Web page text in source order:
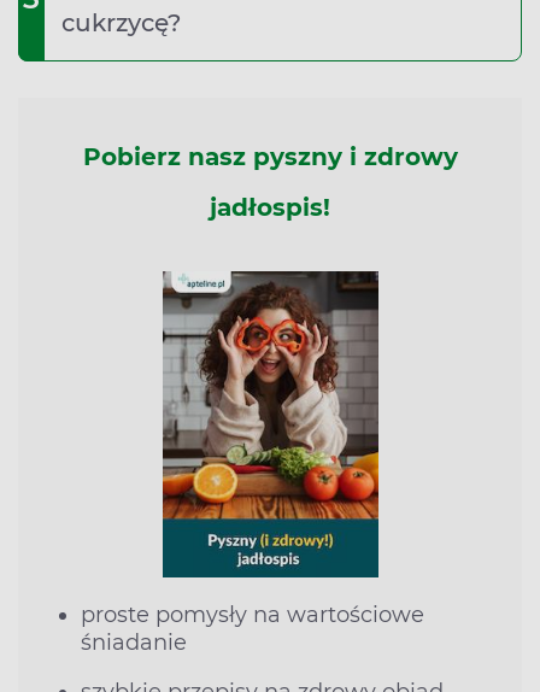
cukrzycę?
Pobierz nasz pyszny i zdrowy
jadłospis!
proste pomysły na wartościowe
śniadanie